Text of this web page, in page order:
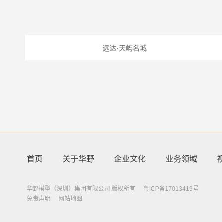
远达·天屿名城
首页 关于华野 企业文化 业务领域
华野模型（深圳）集团有限公司 版权所有
粤ICP备17013419号
免责声明
网站地图